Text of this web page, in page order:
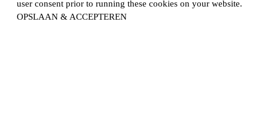
user consent prior to running these cookies on your website.
OPSLAAN & ACCEPTEREN